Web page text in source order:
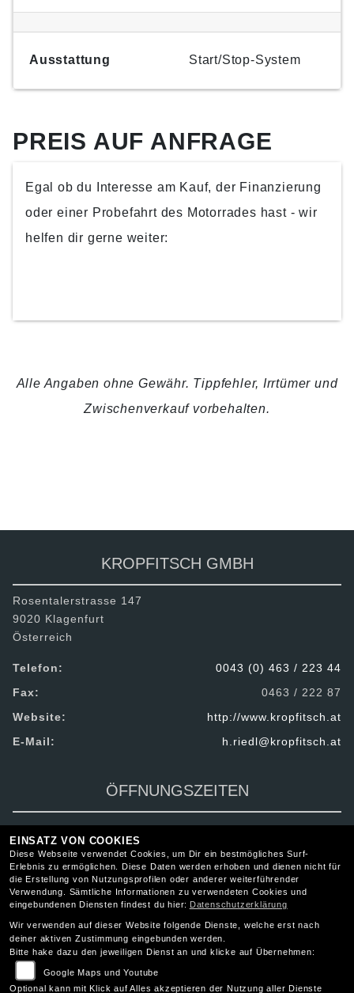
Ausstattung Start/Stop-System
PREIS AUF ANFRAGE
Egal ob du Interesse am Kauf, der Finanzierung
oder einer Probefahrt des Motorrades hast - wir
helfen dir gerne weiter:
Alle Angaben ohne Gewähr. Tippfehler, Irrtümer und
Zwischenverkauf vorbehalten.
KROPFITSCH GMBH
Rosentalerstrasse 147
9020 Klagenfurt
Österreich
Telefon:
0043 (0) 463 / 223 44
Fax:
0463 / 222 87
Website:
http://www.kropfitsch.at
E-Mail:
h.riedl@kropfitsch.at
ÖFFNUNGSZEITEN
RECHTLICHES
Impressum
Datenschutz
EINSATZ VON COOKIES
Diese Webseite verwendet Cookies, um Dir ein bestmögliches Surf-
Erlebnis zu ermöglichen. Diese Daten werden erhoben und dienen nicht für
die Erstellung von Nutzungsprofilen oder anderer weiterführender
Verwendung. Sämtliche Informationen zu verwendeten Cookies und
eingebundenen Diensten findest du hier: Datenschutzerklärung
Wir verwenden auf dieser Website folgende Dienste, welche erst nach
deiner aktiven Zustimmung eingebunden werden.
Bitte hake dazu den jeweiligen Dienst an und klicke auf Übernehmen:
Google Maps und Youtube
Optional kann mit Klick auf Alles akzeptieren der Nutzung aller Dienste